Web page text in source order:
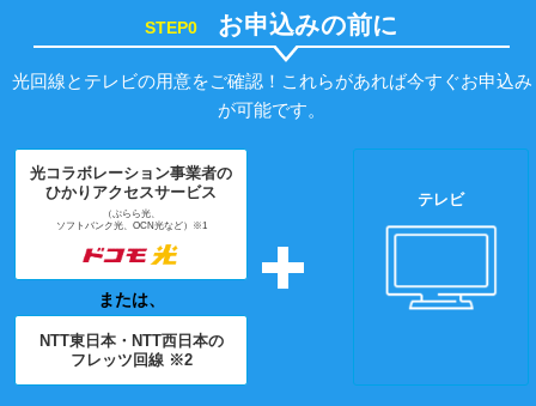
STEP0 お申込みの前に
光回線とテレビの用意をご確認！これらがあれば今すぐお申込み
が可能です。
光コラボレーション事業者の
ひかりアクセスサービス
（ぷらら光、
ソフトバンク光、OCN光など）※1
または、
NTT東日本・NTT西日本の
フレッツ回線 ※2
テレビ